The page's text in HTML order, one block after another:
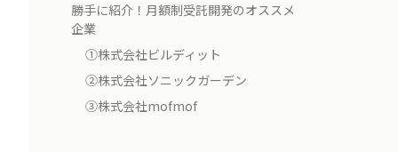
勝手に紹介！月額制受託開発のオススメ
企業
①株式会社ビルディット
②株式会社ソニックガーデン
③株式会社mofmof